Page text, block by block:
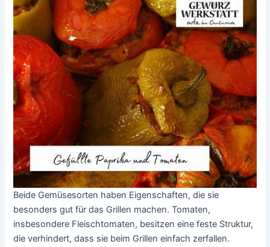
Beide Gemüsesorten haben Eigenschaften, die sie
besonders gut für das Grillen machen. Tomaten,
insbesondere Fleischtomaten, besitzen eine feste Struktur,
die verhindert, dass sie beim Grillen einfach zerfallen.